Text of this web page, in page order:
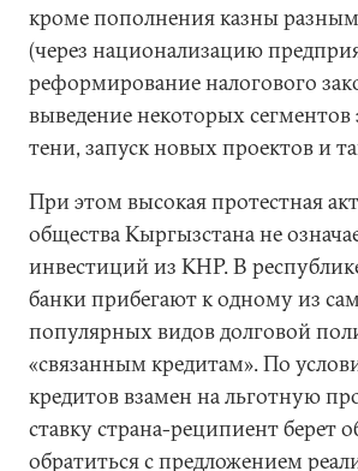
кроме пополнения казны
(через национализацию
реформирование налогового
выведение некоторых
тени, запуск новых проектов и
При этом высокая протестная
общества Кыргызстана не
инвестиций из КНР. В
банки прибегают к одному из
популярных видов долговой
«связанным кредитам». По
кредитов взамен на льготную
ставку страна-реципиент берет
обратиться с предложением